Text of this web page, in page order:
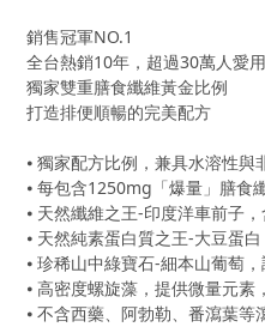
銷售冠軍NO.1
全台熱銷10年，超過30萬人愛用
獨家雙重膳食纖維黃金比例
打造排便順暢的完美配方
⦁ 獨家配方比例，兼具水溶性與
⦁ 每包含1250mg「爆量」膳食
⦁ 天然纖維之王-印度洋車前子
⦁ 天然純素蛋白質之王-大豆蛋
⦁ 珍稀山中綠寶石-細本山葡萄
⦁ 高密度螺旋藻，提供微量元素
⦁ 不含西藥、阿勃勒、番瀉葉等